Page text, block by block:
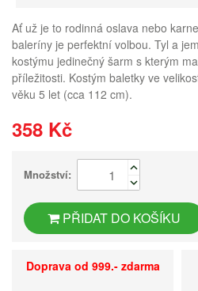
Ať už je to rodinná oslava nebo
baleríny je perfektní volbou. Tyl a
kostýmu jedinečný šarm s kterým
příležitosti. Kostým baletky ve
věku 5 let (cca 112 cm).
358 Kč
Množství:
PŘIDAT DO KOŠÍKU
Doprava od 999.- zdarma